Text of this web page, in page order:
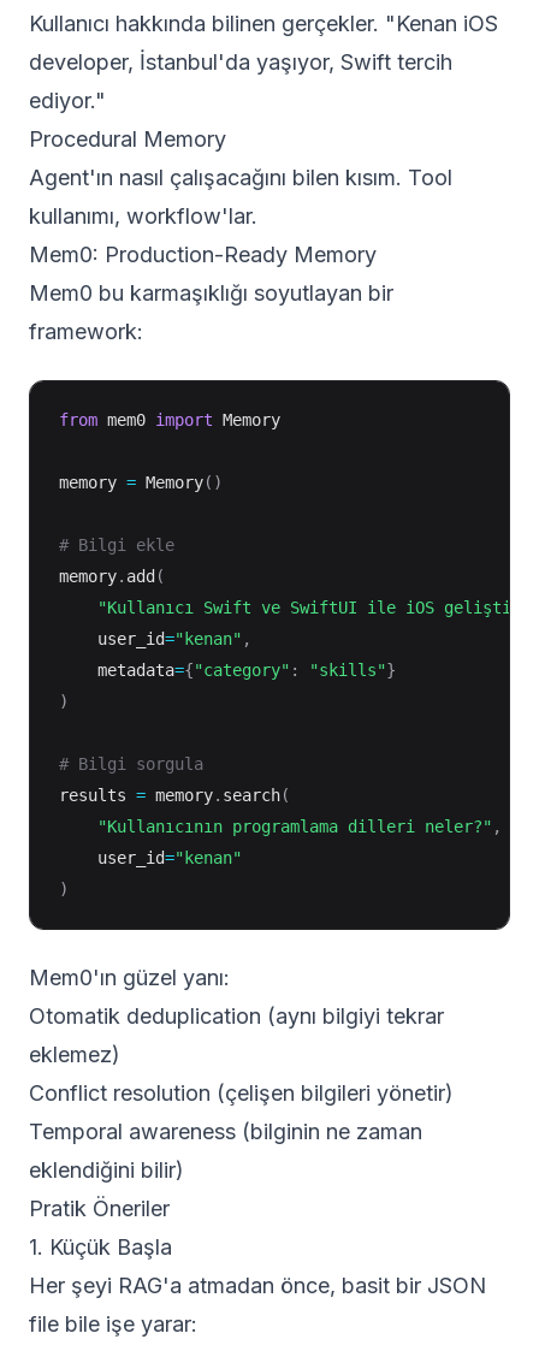
Kullanıcı hakkında bilinen gerçekler. "Kenan iOS
developer, İstanbul'da yaşıyor, Swift tercih
ediyor."
Procedural Memory
Agent'ın nasıl çalışacağını bilen kısım. Tool
kullanımı, workflow'lar.
Mem0: Production-Ready Memory
Mem0 bu karmaşıklığı soyutlayan bir
framework:
from mem0 import Memory
memory = Memory( )
# Bilgi ekle
memory. add (
"Kullanıcı Swift ve SwiftUI ile iOS
    user_id
="kenan" ,
    metadata
={"category" : "skills"}
)
# Bilgi sorgula
results = memory. search(
"Kullanıcının programlama dilleri neler?" ,
    user_id
="kenan"
)
Mem0'ın güzel yanı:
Otomatik deduplication (aynı bilgiyi tekrar
eklemez)
Conflict resolution (çelişen bilgileri yönetir)
Temporal awareness (bilginin ne zaman
eklendiğini bilir)
Pratik Öneriler
1. Küçük Başla
Her şeyi RAG'a atmadan önce, basit bir JSON
file bile işe yarar: